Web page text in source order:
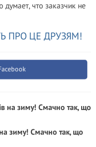
думает, что заказчик не
ПРО ЦЕ ДРУЗЯМ!
зиму! Смачно так, що